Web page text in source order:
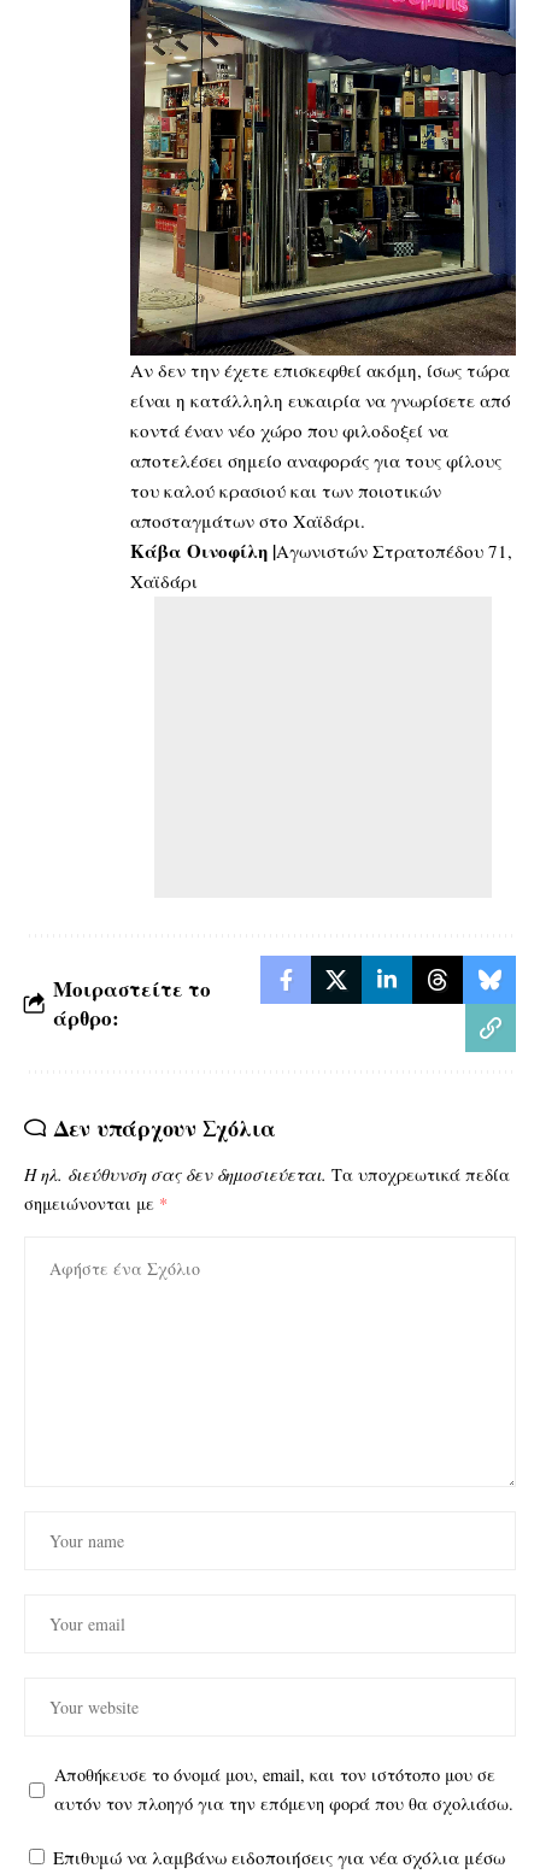
Αν δεν την έχετε επισκεφθεί ακόμη, ίσως τώρα
είναι η κατάλληλη ευκαιρία να γνωρίσετε από
κοντά έναν νέο χώρο που φιλοδοξεί να
αποτελέσει σημείο αναφοράς για τους φίλους
του καλού κρασιού και των ποιοτικών
αποσταγμάτων στο Χαϊδάρι.
Κάβα Οινοφίλη |Αγωνιστών Στρατοπέδου 71,
Χαϊδάρι
Μοιραστείτε το
άρθρο:
Δεν υπάρχουν Σχόλια
Η ηλ. διεύθυνση σας δεν δημοσιεύεται. Τα υποχρεωτικά πεδία
σημειώνονται με *
Αποθήκευσε το όνομά μου, email, και τον ιστότοπο μου σε
αυτόν τον πλοηγό για την επόμενη φορά που θα σχολιάσω.
Επιθυμώ να λαμβάνω ειδοποιήσεις για νέα σχόλια μέσω